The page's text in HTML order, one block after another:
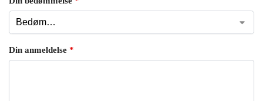
Din anmeldelse *